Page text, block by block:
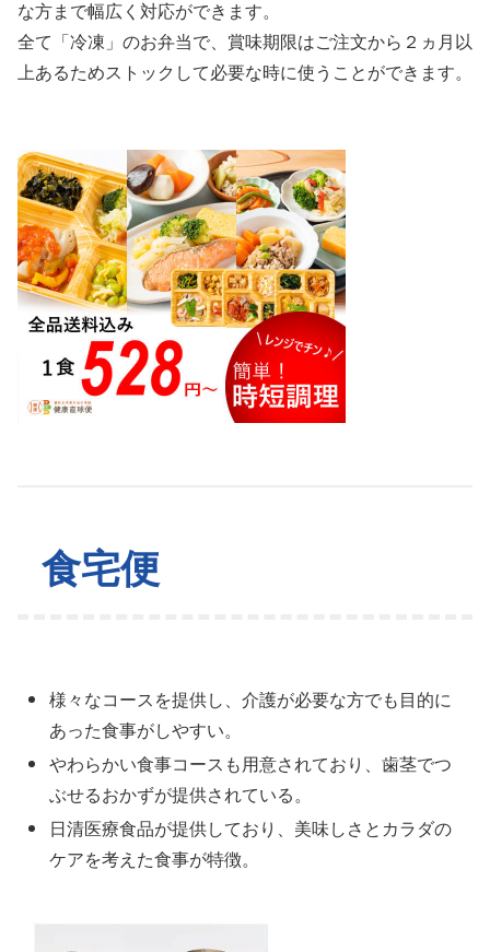
な方まで幅広く対応ができます。
全て「冷凍」のお弁当で、賞味期限はご注文から２ヵ月以
上あるためストックして必要な時に使うことができます。
食宅便
様々なコースを提供し、介護が必要な方でも目的に
あった食事がしやすい。
やわらかい食事コースも用意されており、歯茎でつ
ぶせるおかずが提供されている。
日清医療食品が提供しており、美味しさとカラダの
ケアを考えた食事が特徴。